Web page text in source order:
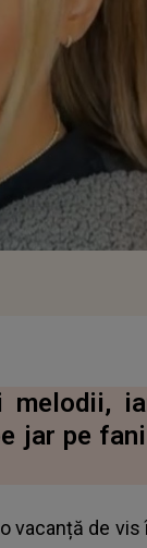
melodii,
jar pe
vacanță de vis